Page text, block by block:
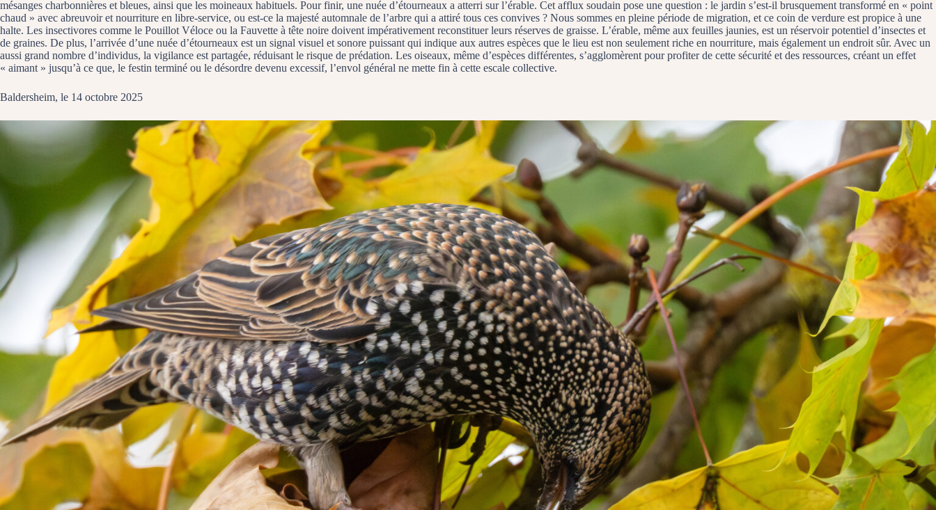
mésanges charbonnières et bleues, ainsi que les moineaux habituels. Pour finir, une nuée d’étourneaux a atterri sur l’érable. Cet afflux soudain pose une question : le jardin s’est-il brusquement transformé en « point
chaud » avec abreuvoir et nourriture en libre-service, ou est-ce la majesté automnale de l’arbre qui a attiré tous ces convives ? Nous sommes en pleine période de migration, et ce coin de verdure est propice à une
halte. Les insectivores comme le Pouillot Véloce ou la Fauvette à tête noire doivent impérativement reconstituer leurs réserves de graisse. L’érable, même aux feuilles jaunies, est un réservoir potentiel d’insectes et
de graines. De plus, l’arrivée d’une nuée d’étourneaux est un signal visuel et sonore puissant qui indique aux autres espèces que le lieu est non seulement riche en nourriture, mais également un endroit sûr. Avec un
aussi grand nombre d’individus, la vigilance est partagée, réduisant le risque de prédation. Les oiseaux, même d’espèces différentes, s’agglomèrent pour profiter de cette sécurité et des ressources, créant un effet
« aimant » jusqu’à ce que, le festin terminé ou le désordre devenu excessif, l’envol général ne mette fin à cette escale collective.
Baldersheim, le 14 octobre 2025